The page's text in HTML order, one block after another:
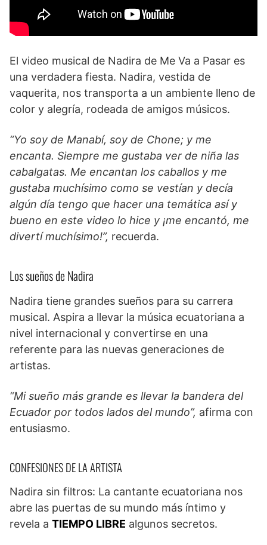
El video musical de Nadira de Me Va a Pasar es
una verdadera fiesta. Nadira, vestida de
vaquerita, nos transporta a un ambiente lleno de
color y alegría, rodeada de amigos músicos.
“Yo soy de Manabí, soy de Chone; y me
encanta. Siempre me gustaba ver de niña las
cabalgatas. Me encantan los caballos y me
gustaba muchísimo como se vestían y decía
algún día tengo que hacer una temática así y
bueno en este video lo hice y ¡me encantó, me
divertí muchísimo!”, recuerda.
Los sueños de Nadira
Nadira tiene grandes sueños para su carrera
musical. Aspira a llevar la música ecuatoriana a
nivel internacional y convertirse en una
referente para las nuevas generaciones de
artistas.
“Mi sueño más grande es llevar la bandera del
Ecuador por todos lados del mundo”, afirma con
entusiasmo.
CONFESIONES DE LA ARTISTA
Nadira sin filtros: La cantante ecuatoriana nos
abre las puertas de su mundo más íntimo y
revela a TIEMPO LIBRE algunos secretos.